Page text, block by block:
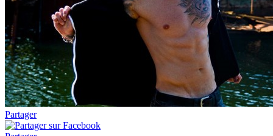
Partager